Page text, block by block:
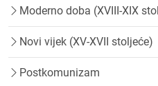
Moderno doba (XVIII-XIX
Novi vijek (XV-XVII stoljeće)
Postkomunizam